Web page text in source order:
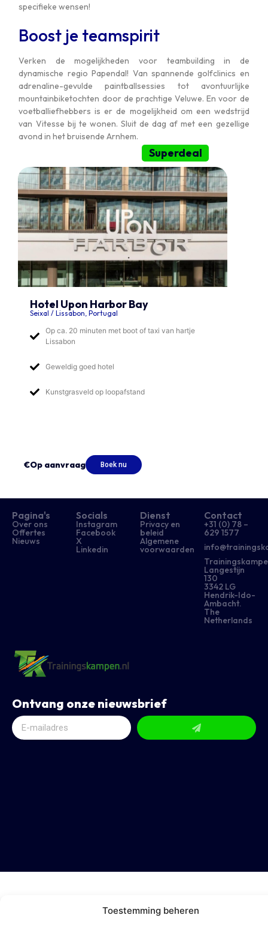
Toestemming beheren
specifieke wensen!
Boost je teamspirit
Verken de mogelijkheden voor teambuilding in de
dynamische regio Papendal! Van spannende golfclinics en
adrenaline-gevulde paintballsessies tot avontuurlijke
mountainbiketochten door de prachtige Veluwe. En voor de
voetballiefhebbers is er de mogelijkheid om een wedstrijd
van Vitesse bij te wonen. Sluit de dag af met een gezellige
avond in het bruisende Arnhem.
Hotel Upon Harbor Bay
Seixal / Lissabon, Portugal
Superdeal
Op ca. 20 minuten met boot of taxi van hartje
Lissabon
Geweldig goed hotel
Kunstgrasveld op loopafstand
€Op aanvraag Boek nu
Pagina's
Over ons
Offertes
Nieuws
Socials
Instagram
Facebook
X
Linkedin
Dienst
Privacy en
beleid
Algemene
voorwaarden
Contact
+31 (0) 78 –
629 1577​
Langestijn
130
3342 LG
Hendrik-Ido-
Ambacht.
The
Netherlands
Ontvang onze nieuwsbrief